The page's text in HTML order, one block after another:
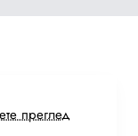
Бесплатна Достава
преглед